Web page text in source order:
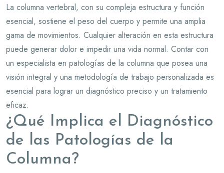
La columna vertebral, con su compleja estructura y función
esencial, sostiene el peso del cuerpo y permite una amplia
gama de movimientos. Cualquier alteración en esta estructura
puede generar dolor e impedir una vida normal. Contar con
un especialista en patologías de la columna que posea una
visión integral y una metodología de trabajo personalizada es
esencial para lograr un diagnóstico preciso y un tratamiento
eficaz.
¿Qué Implica el Diagnóstico
de las Patologías de la
Columna?